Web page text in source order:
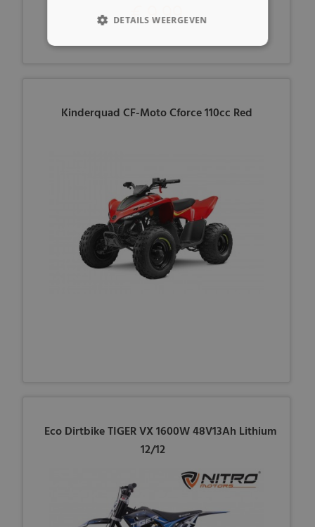
€ 9,99
Kinderquad CF-Moto Cforce 110cc Red
Eco Dirtbike TIGER VX 1600W 48V13Ah Lithium
12/12
DETAILS WEERGEVEN